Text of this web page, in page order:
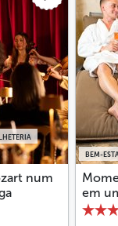
num
BEM-
em